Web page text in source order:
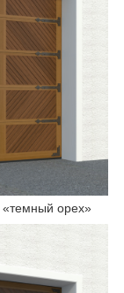
«темный орех»